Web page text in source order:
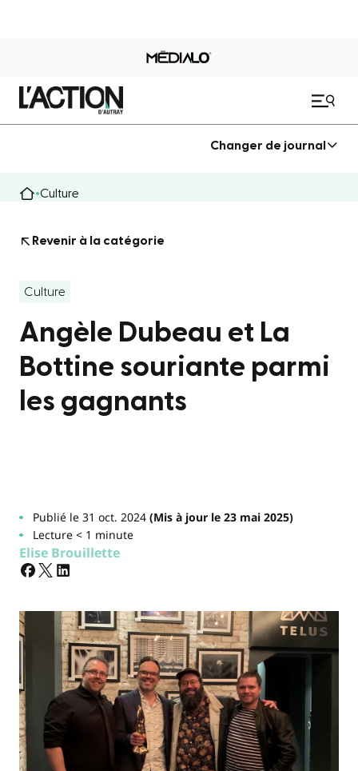
Changer de journal
Culture
Revenir à la catégorie
Culture
Angèle Dubeau et La
Bottine souriante parmi
les gagnants
Publié le 31 oct. 2024(Mis à jour le 23 mai 2025)
Lecture < 1 minute
Elise Brouillette